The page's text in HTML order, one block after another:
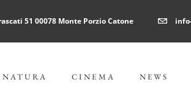
51 00078 Monte Porzio Catone
NATURA CINEMA NEWS